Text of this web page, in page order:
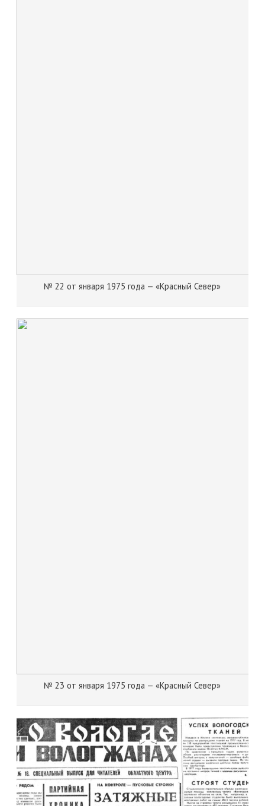
№ 22 от января 1975 года — «Красный Север»
№ 23 от января 1975 года — «Красный Север»